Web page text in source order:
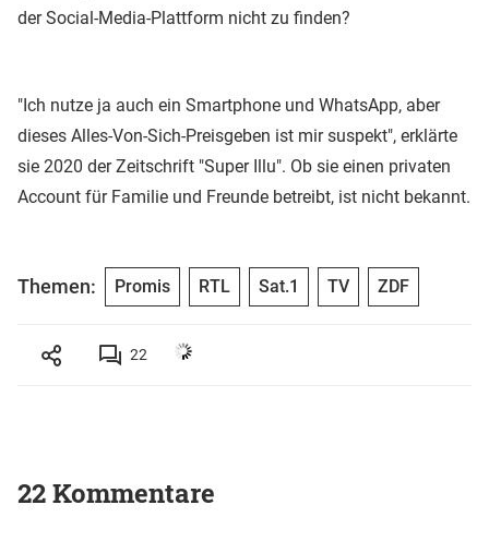
der Social-Media-Plattform nicht zu finden?
"Ich nutze ja auch ein Smartphone und WhatsApp, aber
dieses Alles-Von-Sich-Preisgeben ist mir suspekt", erklärte
sie 2020 der Zeitschrift "Super Illu". Ob sie einen privaten
Account für Familie und Freunde betreibt, ist nicht bekannt.
Themen: Promis RTL Sat.1 TV ZDF
22
22 Kommentare